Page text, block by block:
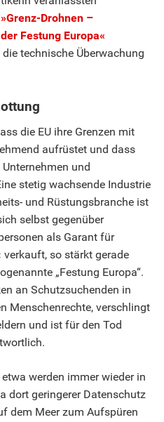
»Grenz-Drohnen –
Festung Europa«
technische Überwachung
die EU ihre Grenzen mit
aufrüstet und dass
und
stetig wachsende Industrie
und Rüstungsbranche ist
selbst gegenüber
als Garant für
verkauft, so stärkt gerade
„Festung Europa“.
an Schutzsuchenden in
Menschenrechte, verschlingt
und ist für den Tod
werden immer wieder in
dort geringerer Datenschutz
dem Meer zum Aufspüren